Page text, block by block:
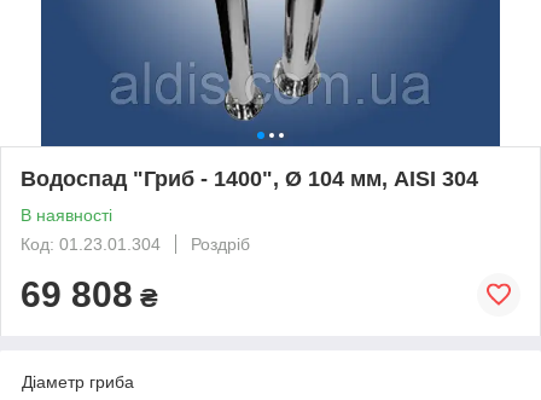
Водоспад "Гриб - 1400", Ø 104 мм, AISI 304
В наявності
Код: 01.23.01.304
Роздріб
69 808 ₴
Діаметр гриба